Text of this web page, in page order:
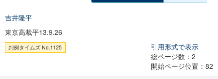
吉井隆平
東京高裁平13.9.26
判例タイムズ No.1125
引用形式で表示
総ページ数：2
開始ページ位置：82